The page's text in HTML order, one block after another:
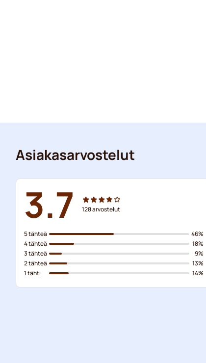
Asiakasarvostelut
3.7 128arvostelut
5 tähteä
4 tähteä
3 tähteä
2 tähteä
1 tähti
46%
18%
9%
13%
14%